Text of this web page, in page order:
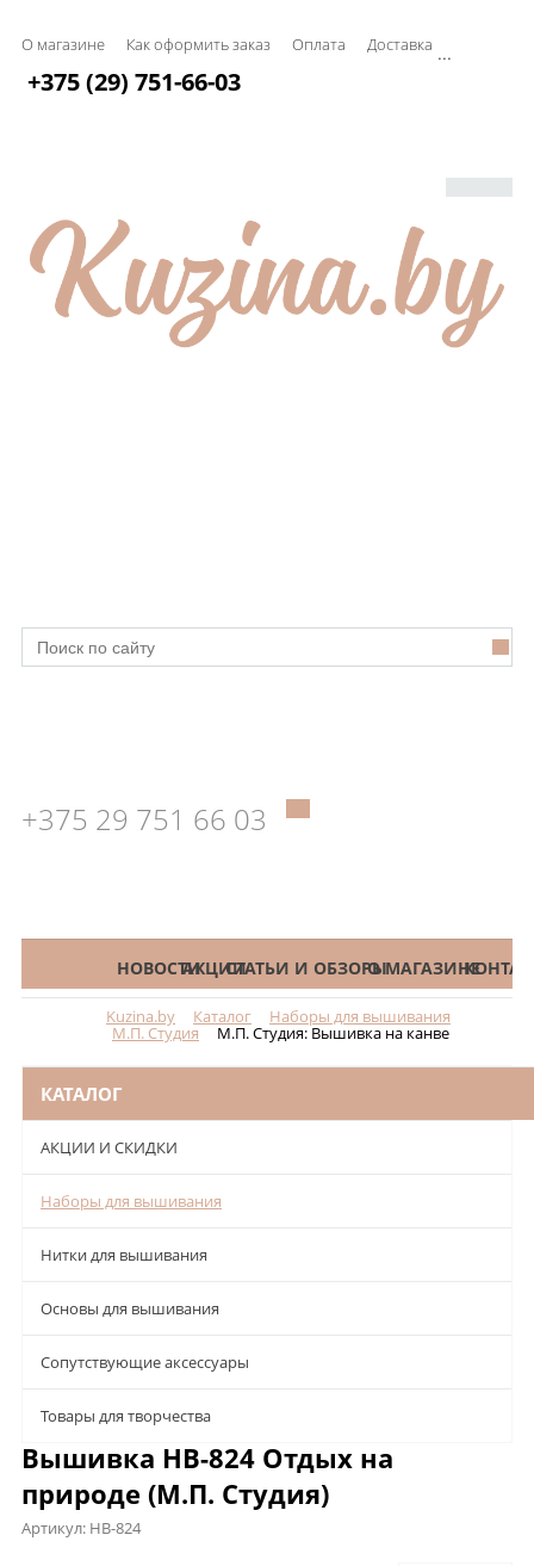
О магазине Как оформить заказ Оплата Доставка ...
+375 (29) 751-66-03
+375 29 751 66 03
КАТАЛОГНОВОСТИАКЦИИСТАТЬИ И ОБЗОРЫО МАГАЗИНЕ
Kuzina.by Каталог Наборы для вышивания
М.П. Студия М.П. Студия: Вышивка на канве
КАТАЛОГ
АКЦИИ И СКИДКИ
Наборы для вышивания
Нитки для вышивания
Основы для вышивания
Сопутствующие аксессуары
Товары для творчества
Вышивка НВ-824 Отдых на
природе (М.П. Студия)
Артикул: НВ-824